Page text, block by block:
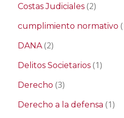
Costas Judiciales (2)
cumplimiento normativo
DANA(2)
Delitos Societarios (1)
Derecho (3)
Derecho a la defensa (1)